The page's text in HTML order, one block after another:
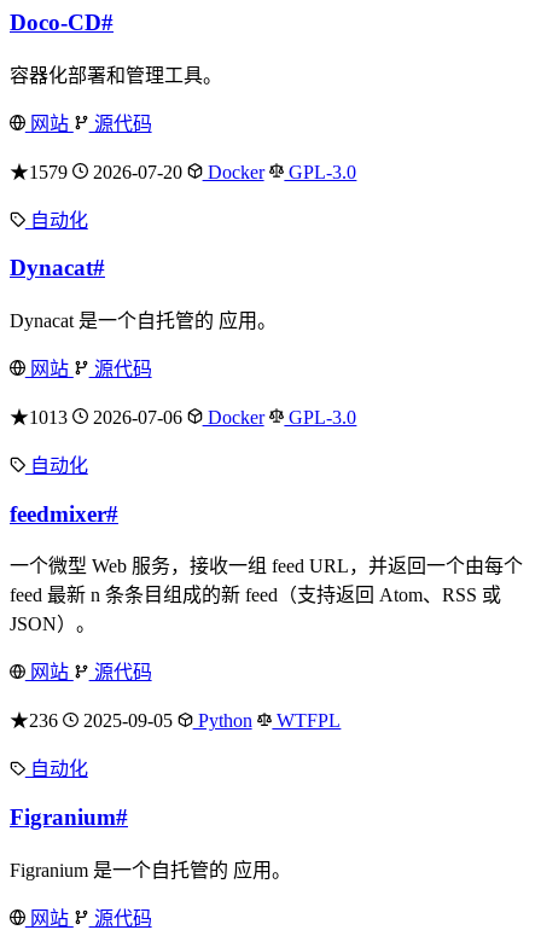
Doco-CD#
容器化部署和管理工具。
网站 源代码
★1579 2026-07-20 Docker GPL-3.0
自动化
Dynacat#
Dynacat 是一个自托管的 应用。
网站 源代码
★1013 2026-07-06 Docker GPL-3.0
自动化
feedmixer#
一个微型 Web 服务，接收一组 feed URL，并返回一个由每个
feed 最新 n 条条目组成的新 feed（支持返回 Atom、RSS 或
JSON）。
网站 源代码
★236 2025-09-05 Python WTFPL
自动化
Figranium#
Figranium 是一个自托管的 应用。
网站 源代码